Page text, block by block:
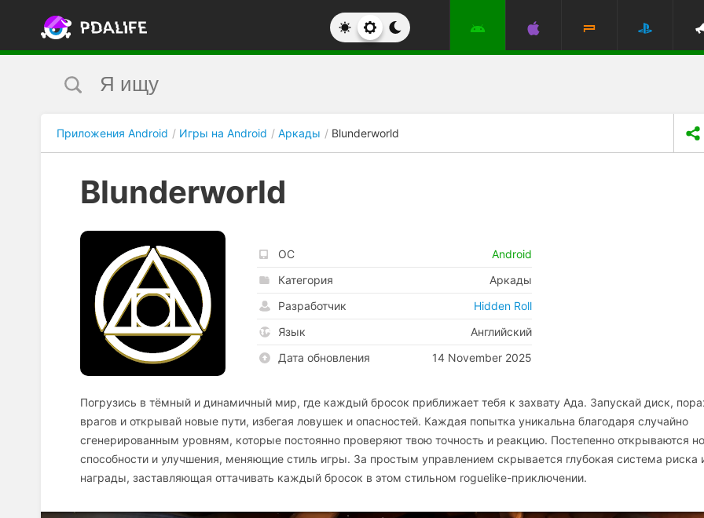
Приложения Android Игры на Android Аркады Blunderworld
Blunderworld
ОС
Android
Категория
Аркады
Разработчик
Hidden Roll
Язык
Английский
Дата обновления
14 November 2025
Погрузись в тёмный и динамичный мир, где каждый бросок приближает тебя к захвату Ада. Запускай диск,
врагов и открывай новые пути, избегая ловушек и опасностей. Каждая попытка уникальна благодаря случайно
сгенерированным уровням, которые постоянно проверяют твою точность и реакцию. Постепенно открываются
способности и улучшения, меняющие стиль игры. За простым управлением скрывается глубокая система риска
награды, заставляющая оттачивать каждый бросок в этом стильном roguelike-приключении.